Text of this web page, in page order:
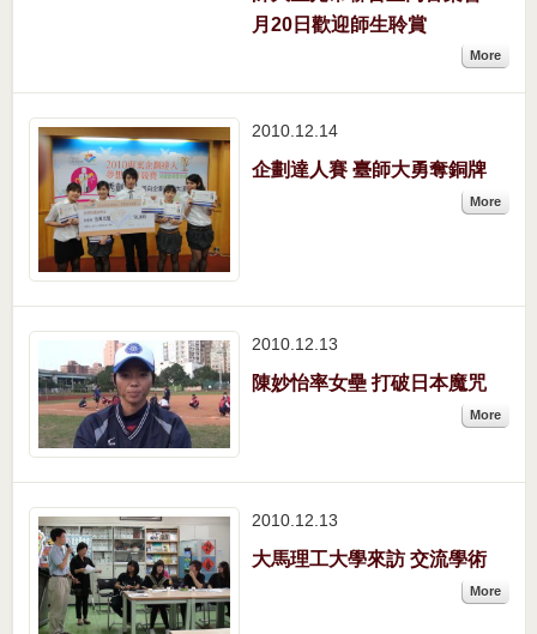
月20日歡迎師生聆賞
More
2010.12 14
企劃達人賽 臺師大勇奪銅牌
More
2010.12 13
陳妙怡率女壘 打破日本魔咒
More
2010.12 13
大馬理工大學來訪 交流學術
More